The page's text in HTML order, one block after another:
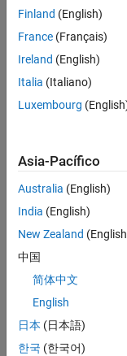
object that is
Multibody™
'​')
Version
See Also
Finland (English)
France (Français)
Ireland (English)
Italia (Italiano)
Luxembourg
Asia-Pacífico
Australia (English)
India (English)
New Zealand
中国
简体中文
English
日本 (日本語)
한국 (한국어)